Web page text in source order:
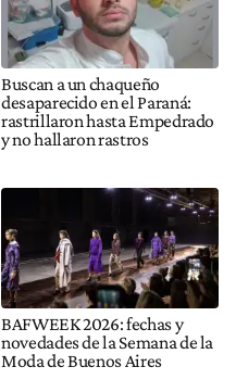
Buscan a un chaqueño
desaparecido en el Paraná:
rastrillaron hasta Empedrado
y no hallaron rastros
BAFWEEK 2026: fechas y
novedades de la Semana de la
Moda de Buenos Aires